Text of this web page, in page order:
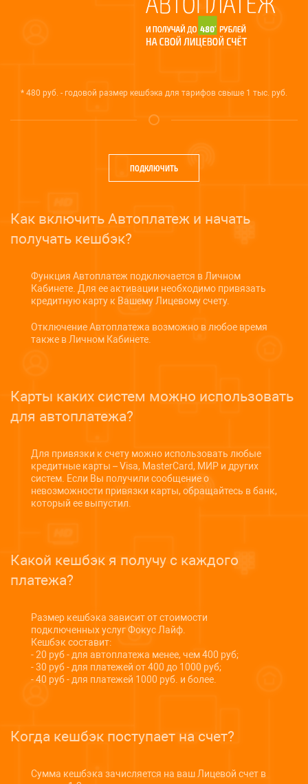
* 480 руб. - годовой размер кешбэка для тарифов свыше 1 тыс. руб.
ПОДКЛЮЧИТЬ
Как включить Автоплатеж и начать
получать кешбэк?
Функция Автоплатеж подключается в Личном
Кабинете. Для ее активации необходимо привязать
кредитную карту к Вашему Лицевому счету.
Отключение Автоплатежа возможно в любое время
также в Личном Кабинете.
Карты каких систем можно использовать
для автоплатежа?
Для привязки к счету можно использовать любые
кредитные карты – Visa, MasterCard, МИР и других
систем. Если Вы получили сообщение о
невозможности привязки карты, обращайтесь в банк,
который ее выпустил.
Какой кешбэк я получу с каждого
платежа?
Размер кешбэка зависит от стоимости
подключенных услуг Фокус Лайф.
Кешбэк составит:
- 20 руб - для автоплатежа менее, чем 400 руб;
- 30 руб - для платежей от 400 до 1000 руб;
- 40 руб - для платежей 1000 руб. и более.
Когда кешбэк поступает на счет?
Сумма кешбэка зачисляется на ваш Лицевой счет в